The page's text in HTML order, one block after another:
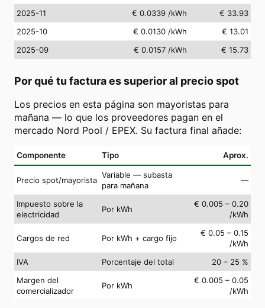
2025-11
€ 0.0339 /kWh
€ 33.93
2025-10
€ 0.0130 /kWh
€ 13.01
2025-09
€ 0.0157 /kWh € 15.73
Por qué tu factura es superior al precio spot
Los precios en esta página son mayoristas para
mañana — lo que los proveedores pagan en el
mercado Nord Pool / EPEX. Su factura final añade:
Componente Tipo Aprox.
Precio spot/mayorista
Variable — subasta
para mañana
—
Impuesto sobre la
electricidad
Por kWh
€ 0.005 – 0.20
/kWh
Cargos de red Por kWh + cargo fijo
€ 0.05 – 0.15
/kWh
IVA
Porcentaje del total
20 – 25 %
Margen del
comercializador
Por kWh
€ 0.005 – 0.05
/kWh